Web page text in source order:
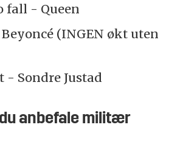
fall - Queen
(INGEN økt uten
- Sondre Justad
anbefale militær